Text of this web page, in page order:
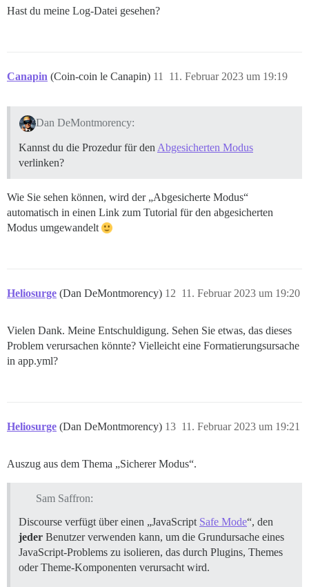
Hast du meine Log-Datei gesehen?
Canapin (Coin-coin le Canapin) 11. Februar 2023 um 19:19
11
Dan DeMontmorency:
Kannst du die Prozedur für den Abgesicherten Modus
verlinken?
Wie Sie sehen können, wird der „Abgesicherte Modus“
automatisch in einen Link zum Tutorial für den abgesicherten
Modus umgewandelt
Heliosurge (Dan DeMontmorency) 11. Februar 2023 um 19:20
12
Vielen Dank. Meine Entschuldigung. Sehen Sie etwas, das dieses
Problem verursachen könnte? Vielleicht eine Formatierungsursache
in app.yml?
Heliosurge (Dan DeMontmorency) 11. Februar 2023 um 19:21
13
Auszug aus dem Thema „Sicherer Modus“.
Sam Saffron:
Discourse verfügt über einen „JavaScript Safe Mode“, den
jeder Benutzer verwenden kann, um die Grundursache eines
JavaScript-Problems zu isolieren, das durch Plugins, Themes
oder Theme-Komponenten verursacht wird.